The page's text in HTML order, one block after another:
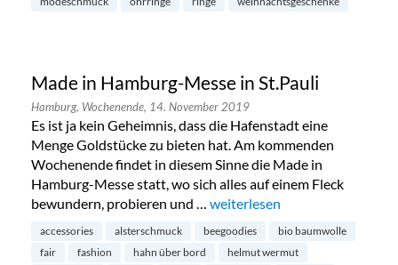
Made in Hamburg-Messe in St.Pauli
Hamburg, Wochenende, 14. November 2019
Es ist ja kein Geheimnis, dass die Hafenstadt eine
Menge Goldstücke zu bieten hat. Am kommenden
Wochenende findet in diesem Sinne die Made in
Hamburg-Messe statt, wo sich alles auf einem Fleck
bewundern, probieren und … „Made in Hamburg-Messe in
weiterlesen
accessories alsterschmuck beegoodies
bio baumwolle
fair
fashion hahn über bord
helmut wermut